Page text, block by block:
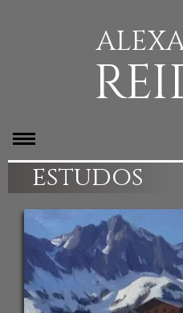
estudos